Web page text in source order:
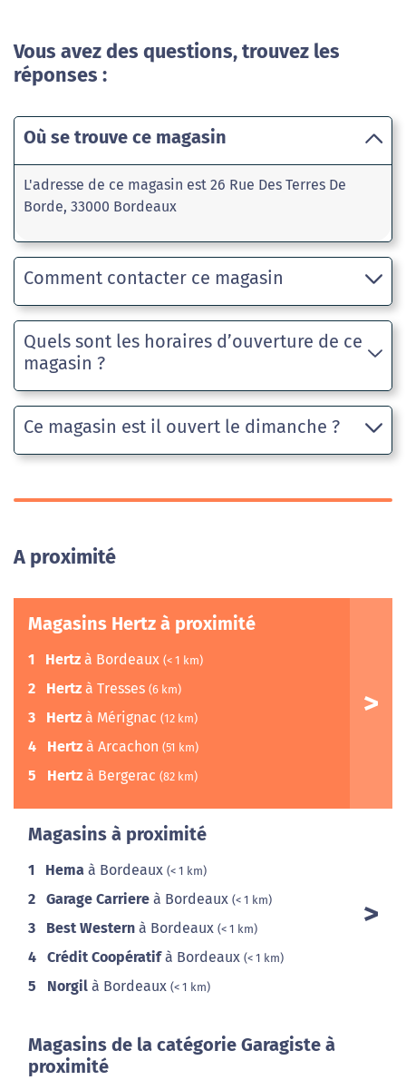
Vous avez des questions, trouvez les
réponses :
Où se trouve ce magasin
L'adresse de ce magasin est 26 Rue Des Terres De
Borde, 33000 Bordeaux
Comment contacter ce magasin
Quels sont les horaires d’ouverture de ce
magasin ?
Ce magasin est il ouvert le dimanche ?
A proximité
Magasins Hertz à proximité
1 Hertz à Bordeaux (< 1 km)
2 Hertz à Tresses (6 km)
3 Hertz à Mérignac (12 km)
4 Hertz à Arcachon (51 km)
5 Hertz à Bergerac (82 km)
Magasins à proximité
1 Hema à Bordeaux (< 1 km)
2 Garage Carriere à Bordeaux (< 1 km)
3 Best Western à Bordeaux (< 1 km)
4 Crédit Coopératifà Bordeaux (< 1 km)
5 Norgil à Bordeaux (< 1 km)
Magasins de la catégorie Garagiste à
proximité